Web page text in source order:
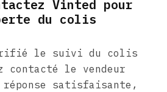
Vinted pour
du colis
le suivi du colis
contacté le vendeur
satisfaisante,